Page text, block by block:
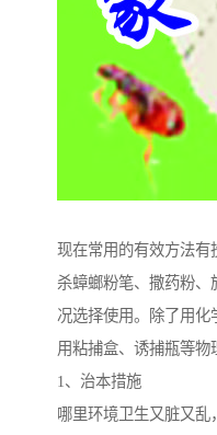
现在常用的有效方法有
杀蟑螂粉笔、撒药粉、
况选择使用。除了用化
用粘捕盒、诱捕瓶等物
1、治本措施
哪里环境卫生又脏又乱